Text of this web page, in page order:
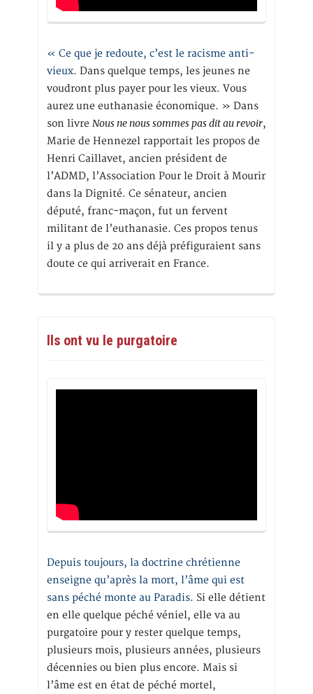
« Ce que je redoute, c’est le racisme anti-
vieux. Dans quelque temps, les jeunes ne
voudront plus payer pour les vieux. Vous
aurez une euthanasie économique. » Dans
son livre Nous ne nous sommes pas dit au revoir,
Marie de Hennezel rapportait les propos de
Henri Caillavet, ancien président de
l’ADMD, l’Association Pour le Droit à Mourir
dans la Dignité. Ce sénateur, ancien
député, franc-maçon, fut un fervent
militant de l’euthanasie. Ces propos tenus
il y a plus de 20 ans déjà préfiguraient sans
doute ce qui arriverait en France.
Ils ont vu le purgatoire
Depuis toujours, la doctrine chrétienne
enseigne qu’après la mort, l’âme qui est
sans péché monte au Paradis. Si elle détient
en elle quelque péché véniel, elle va au
purgatoire pour y rester quelque temps,
plusieurs mois, plusieurs années, plusieurs
décennies ou bien plus encore. Mais si
l’âme est en état de péché mortel,